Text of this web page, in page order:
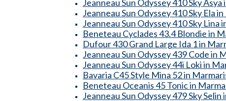
Jeanneau Sun Odyssey 410 Sky
Jeanneau Sun Odyssey 410 Sky Ela
Jeanneau Sun Odyssey 410 Sky Lina
Beneteau Cyclades 43.4 Blondie in
Dufour 430 Grand Large Ida 1 in
Jeanneau Sun Odyssey 439 Code in
Jeanneau Sun Odyssey 44i Loki in
Bavaria C45 Style Mina 52 in
Beneteau Oceanis 45 Tonic in
Jeanneau Sun Odyssey 479 Sky